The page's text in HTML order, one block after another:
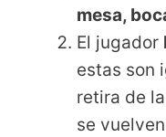
mesa,
El jugador
estas son
retira de
se